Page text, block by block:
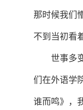
那时候我们
不到当初看
世事多
们在外语学
谁而鸣》，